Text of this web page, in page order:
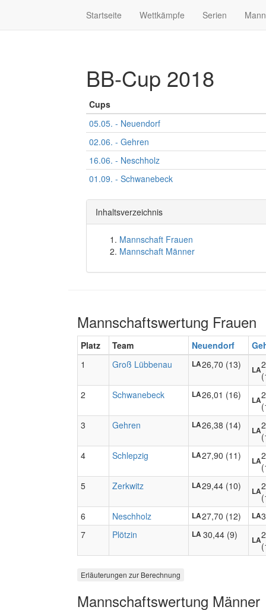
Startseite Wettkämpfe Serien
BB-Cup 2018
Cups
05.05. - Neuendorf
02.06. - Gehren
16.06. - Neschholz
01.09. - Schwanebeck
Inhaltsverzeichnis
Mannschaft Frauen
Mannschaft Männer
Mannschaftswertung Frauen
Platz Team Neuendorf
1
Groß Lübbenau LA26,70 (13) LA
2
Schwanebeck LA26,01 (16) LA
3
Gehren LA26,38 (14) LA
4
Schlepzig LA27,90 (11) LA
5
Zerkwitz LA29,44 (10) LA
6
Neschholz LA27,70 (12) LA
7
Plötzin LA30,44 (9) LA
Erläuterungen zur Berechnung
Mannschaftswertung Männer